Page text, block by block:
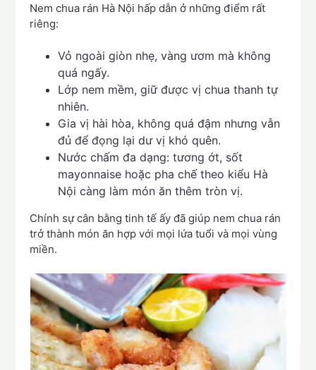
Nem chua rán Hà Nội hấp dẫn ở những điểm rất
riêng:
Vỏ ngoài giòn nhẹ, vàng ươm mà không
quá ngấy.
Lớp nem mềm, giữ được vị chua thanh tự
nhiên.
Gia vị hài hòa, không quá đậm nhưng vẫn
đủ để đọng lại dư vị khó quên.
Nước chấm đa dạng: tương ớt, sốt
mayonnaise hoặc pha chế theo kiểu Hà
Nội càng làm món ăn thêm tròn vị.
Chính sự cân bằng tinh tế ấy đã giúp nem chua rán
trở thành món ăn hợp với mọi lứa tuổi và mọi vùng
miền.